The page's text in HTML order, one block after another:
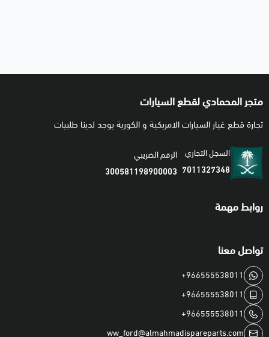
متجر المحمادي لقطع السيارات
تجارة قطع غيار السيارات الامريكية و الكورية يوجد لدينا طلبيات
السجل التجاري
7011327348
الرقم الضريبي
300581198900003
روابط مهمة
تواصل معنا
+966555538011
+966555538011
+966555538011
ww_ford@almahmadispareparts.com